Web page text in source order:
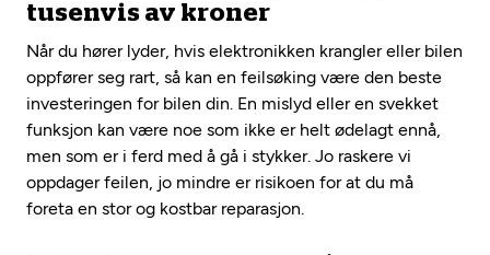
Les mer
Mekonomen Fleet
Les mer
tusenvis av kroner
Når du hører lyder, hvis elektronikken krangler eller bilen
oppfører seg rart, så kan en feilsøking være den beste
investeringen for bilen din. En mislyd eller en svekket
funksjon kan være noe som ikke er helt ødelagt ennå,
men som er i ferd med å gå i stykker. Jo raskere vi
oppdager feilen, jo mindre er risikoen for at du må
foreta en stor og kostbar reparasjon.